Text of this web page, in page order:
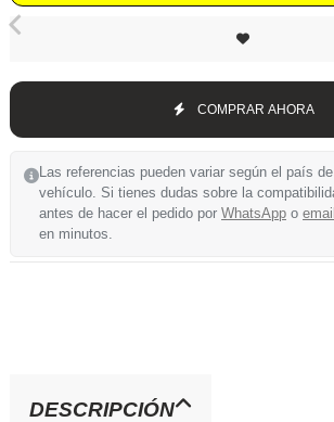
COMPRAR AHORA
Las referencias pueden variar según el país
vehículo. Si tienes dudas sobre la
antes de hacer el pedido por WhatsApp o email
en minutos.
DESCRIPCIÓN